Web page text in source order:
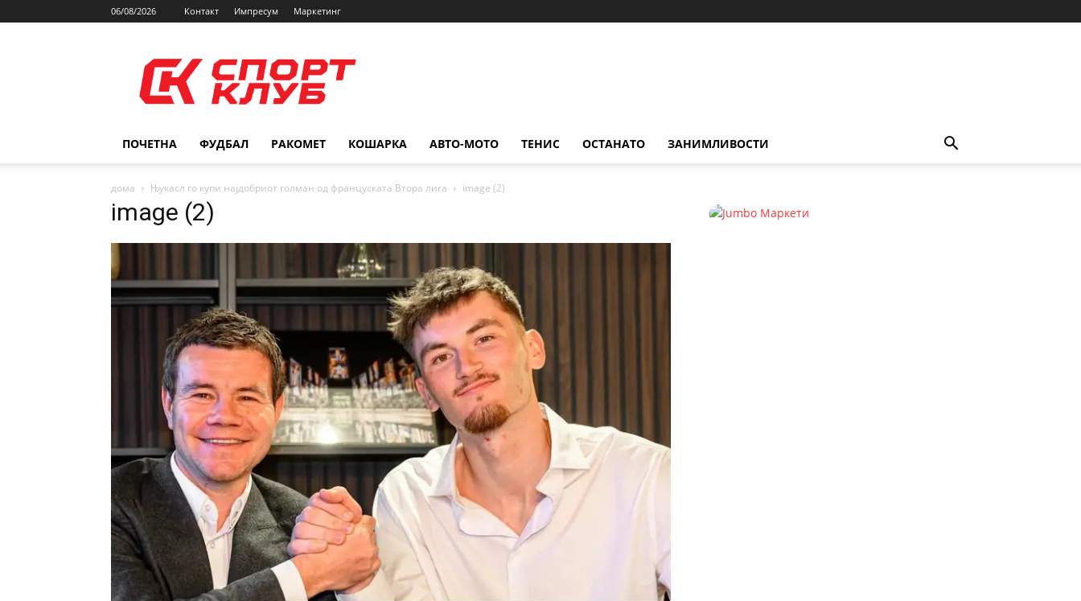
06/08/2026 Контакт Импресум Маркетинг
ПОЧЕТНА ФУДБАЛ РАКОМЕТ КОШАРКА АВТО-МОТО ТЕНИС ОСТАНАТО ЗАНИМЛИВОСТИ
дома Њукасл го купи најдобриот голман од француската Втора лига image (2)
image (2)